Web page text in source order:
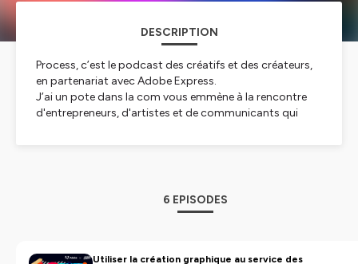
DESCRIPTION
Process, c’est le podcast des créatifs et des créateurs,
en partenariat avec Adobe Express.
J’ai un pote dans la com vous emmène à la rencontre
d'entrepreneurs, d'artistes et de communicants qui
Découvrez & testez Adobe Express
6 EPISODES
Utiliser la création graphique au service des